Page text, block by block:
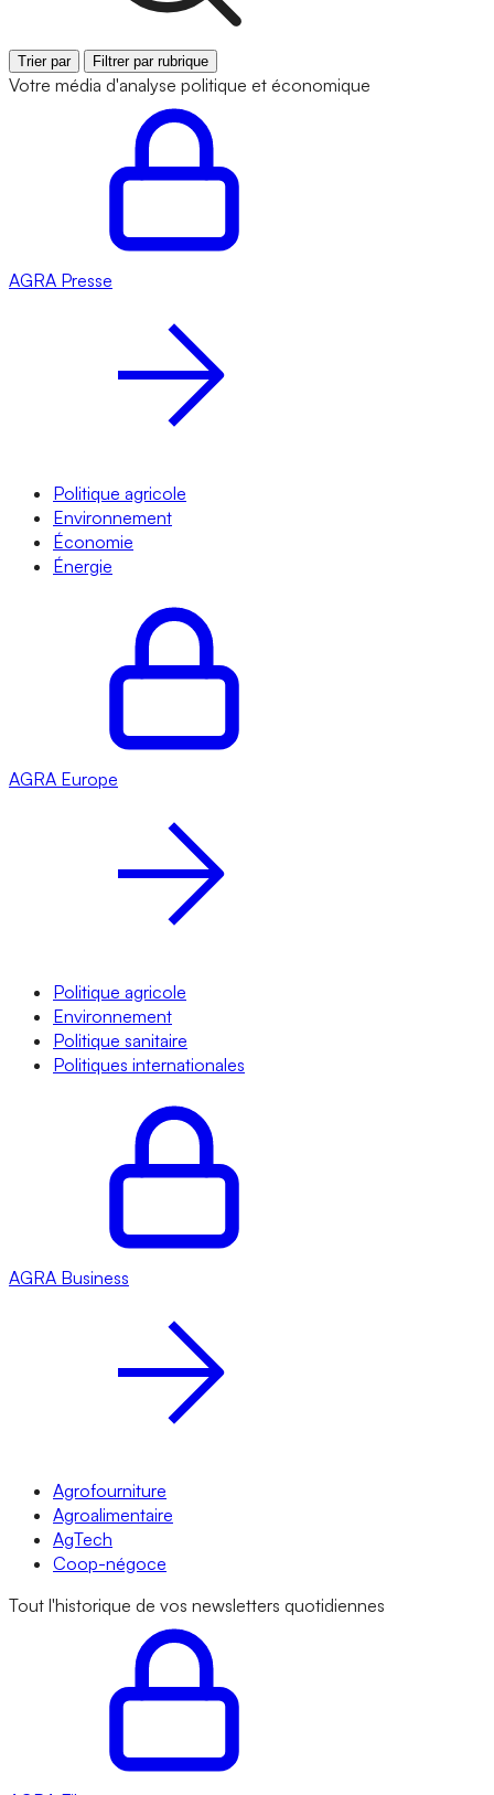
Trier par Filtrer par rubrique
Votre média d'analyse politique et économique
AGRA Presse
Politique agricole
Environnement
Économie
Énergie
AGRA Europe
Politique agricole
Environnement
Politique sanitaire
Politiques internationales
AGRA Business
Agrofourniture
Agroalimentaire
AgTech
Coop-négoce
Tout l'historique de vos newsletters quotidiennes